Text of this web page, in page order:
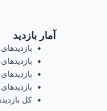
آمار بازدید
کل